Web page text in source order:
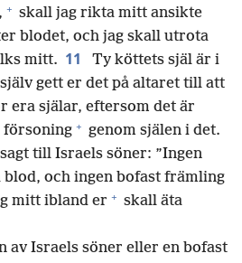
+ skall jag rikta mitt ansikte
blodet, och jag skall utrota
mitt. 11
Ty köttets själ är i
gett er det på altaret till att
era själar, eftersom det är
försoning + genom själen i det.
till Israels söner: ”Ingen
och ingen bofast främling
mitt ibland er + skall äta
av Israels söner eller en bofast